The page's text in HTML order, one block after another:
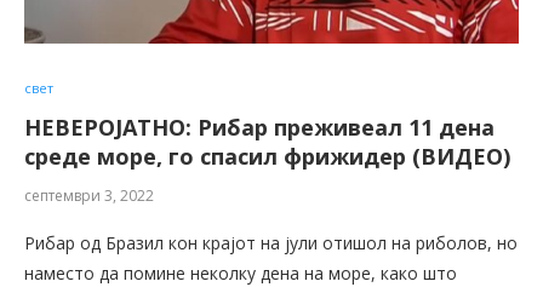
свет
НЕВЕРОЈАТНО: Рибар преживеал 11 дена
среде море, го спасил фрижидер (ВИДЕО)
септември 3, 2022
Рибар од Бразил кон крајот на јули отишол на риболов, но
наместо да помине неколку дена на море, како што